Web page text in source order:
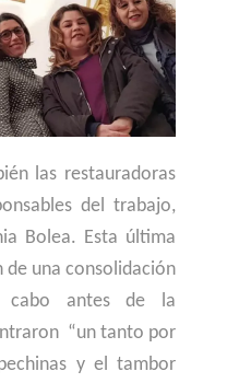
las restauradoras
del trabajo,
Bolea. Esta última
de una consolidación
cabo antes de la
“un tanto por
y el tambor